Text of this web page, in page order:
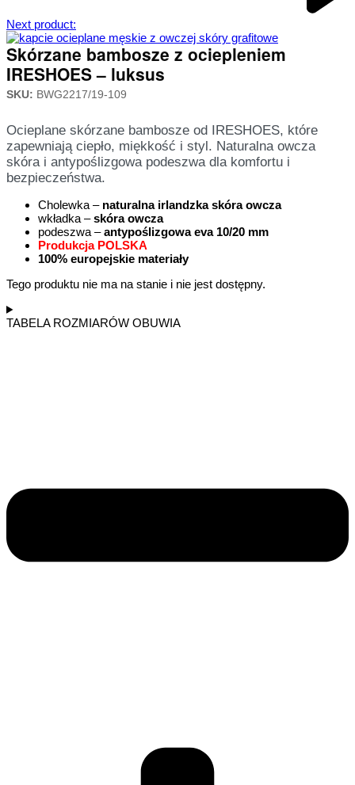
Next product:
Skórzane bambosze z ociepleniem
IRESHOES – luksus
SKU: BWG2217/19-109
Ocieplane skórzane bambosze od IRESHOES, które
zapewniają ciepło, miękkość i styl. Naturalna owcza
skóra i antypoślizgowa podeszwa dla komfortu i
bezpieczeństwa.
Cholewka – naturalna irlandzka skóra owcza
wkładka –skóra owcza
podeszwa –antypoślizgowa eva 10/20 mm
Produkcja POLSKA
100% europejskie materiały
Tego produktu nie ma na stanie i nie jest dostępny.
TABELA ROZMIARÓW OBUWIA